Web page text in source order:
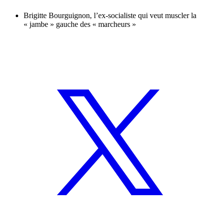
Brigitte Bourguignon, l’ex-socialiste qui veut muscler la
« jambe » gauche des « marcheurs »